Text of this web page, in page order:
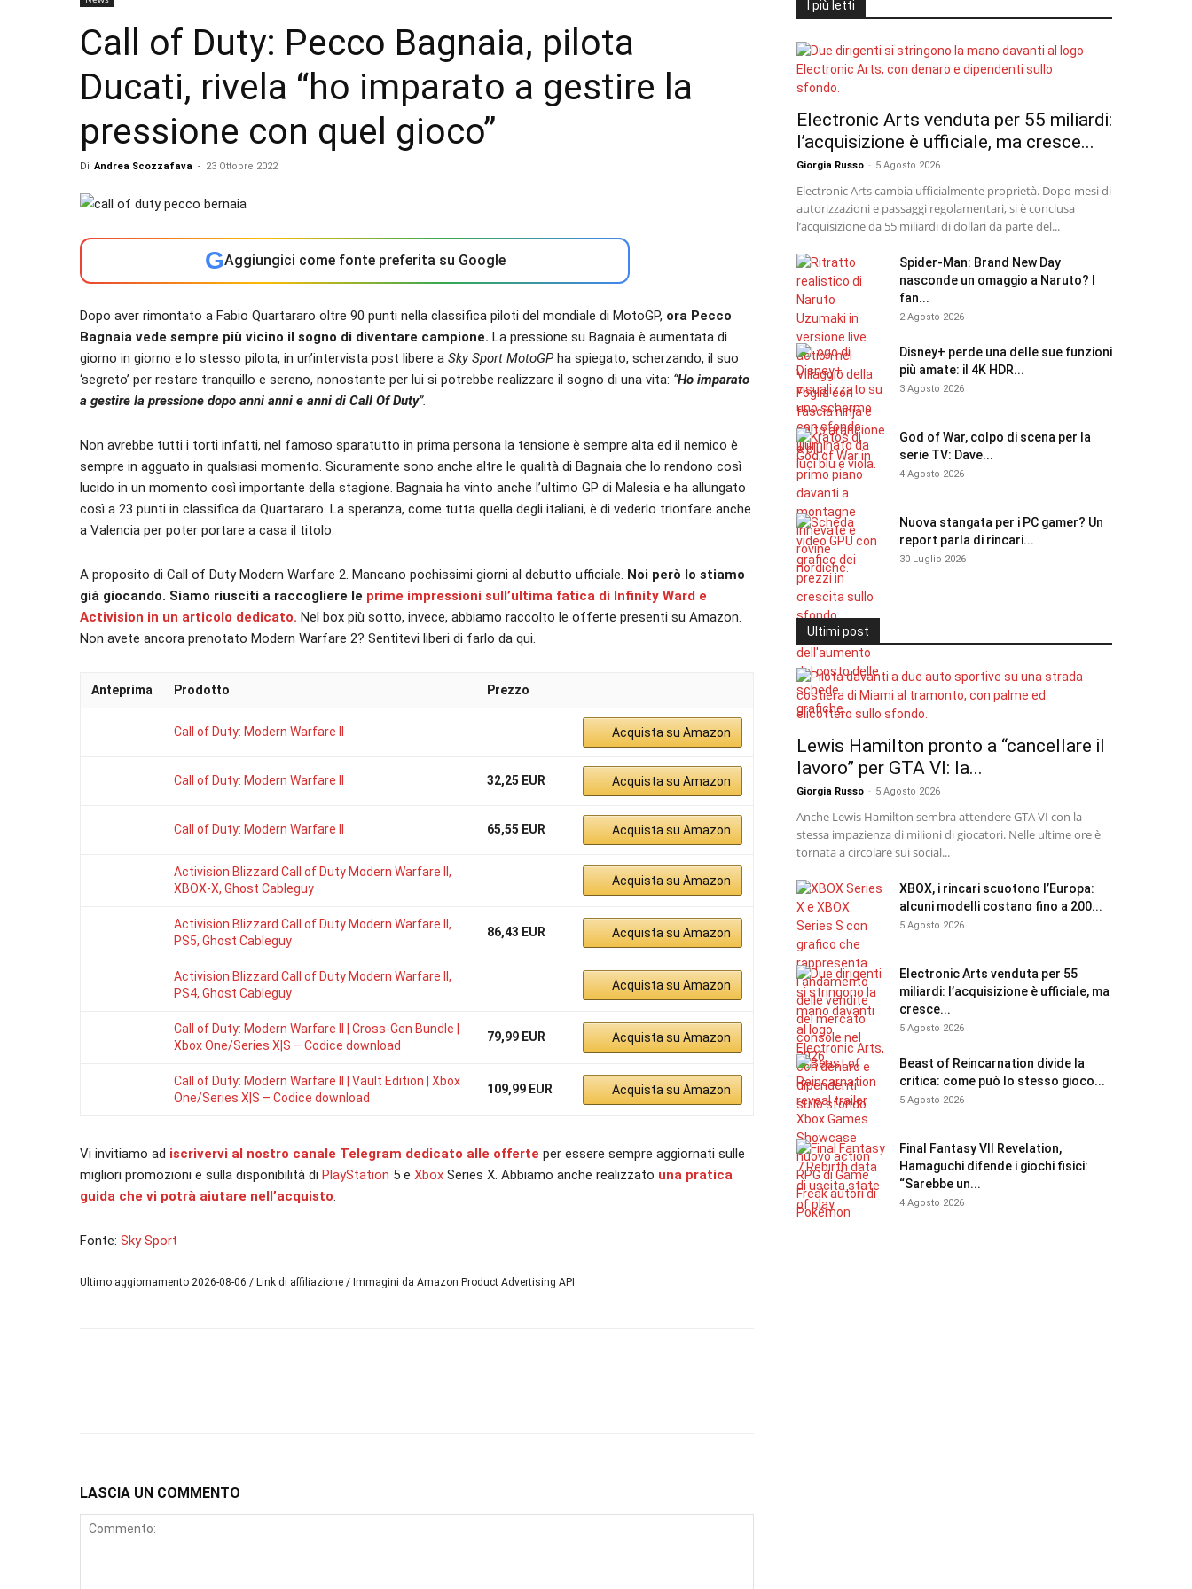
Call of Duty: Pecco Bagnaia, pilota
Ducati, rivela “ho imparato a gestire la
pressione con quel gioco”
Di Andrea Scozzafava - 23 Ottobre 2022
GAggiungici come fonte preferita su Google
Dopo aver rimontato a Fabio Quartararo oltre 90 punti nella classifica piloti del mondiale di MotoGP, ora Pecco
Bagnaia vede sempre più vicino il sogno di diventare campione. La pressione su Bagnaia è aumentata di
giorno in giorno e lo stesso pilota, in un’intervista post libere a Sky Sport MotoGPha spiegato, scherzando, il suo
‘segreto’ per restare tranquillo e sereno, nonostante per lui si potrebbe realizzare il sogno di una vita: “Ho imparato
a gestire la pressione dopo anni anni e anni di Call Of Duty”.
Non avrebbe tutti i torti infatti, nel famoso sparatutto in prima persona la tensione è sempre alta ed il nemico è
sempre in agguato in qualsiasi momento. Sicuramente sono anche altre le qualità di Bagnaia che lo rendono così
lucido in un momento così importante della stagione. Bagnaia ha vinto anche l’ultimo GP di Malesia e ha allungato
così a 23 punti in classifica da Quartararo. La speranza, come tutta quella degli italiani, è di vederlo trionfare anche
a Valencia per poter portare a casa il titolo.
A proposito di Call of Duty Modern Warfare 2. Mancano pochissimi giorni al debutto ufficiale. Noi però lo stiamo
già giocando. Siamo riusciti a raccogliere le prime impressioni sull’ultima fatica di Infinity Ward e
Activision in un articolo dedicato. Nel box più sotto, invece, abbiamo raccolto le offerte presenti su Amazon.
Non avete ancora prenotato Modern Warfare 2? Sentitevi liberi di farlo da qui.
Anteprima Prodotto Prezzo
Call of Duty: Modern Warfare II Acquista su Amazon
Call of Duty: Modern Warfare II 32,25 EUR Acquista su Amazon
Call of Duty: Modern Warfare II 65,55 EUR Acquista su Amazon
Activision Blizzard Call of Duty Modern Warfare II,
XBOX-X, Ghost Cableguy
Acquista su Amazon
Activision Blizzard Call of Duty Modern Warfare II,
PS5, Ghost Cableguy
86,43 EUR Acquista su Amazon
Activision Blizzard Call of Duty Modern Warfare II,
PS4, Ghost Cableguy
Acquista su Amazon
Call of Duty: Modern Warfare II | Cross-Gen Bundle |
Xbox One/Series X|S – Codice download
79,99 EUR Acquista su Amazon
Call of Duty: Modern Warfare II | Vault Edition | Xbox
One/Series X|S – Codice download
109,99 EUR Acquista su Amazon
Vi invitiamo ad iscrivervi al nostro canale Telegram dedicato alle offerte per essere sempre aggiornati sulle
migliori promozioni e sulla disponibilità di PlayStation 5 e Xbox Series X. Abbiamo anche realizzato una pratica
guida che vi potrà aiutare nell’acquisto.
Fonte: Sky Sport
Ultimo aggiornamento 2026-08-06 / Link di affiliazione / Immagini da Amazon Product Advertising API
LASCIA UN COMMENTO
I più letti
Electronic Arts venduta per 55 miliardi:
l’acquisizione è ufficiale, ma cresce...
Giorgia Russo - 5 Agosto 2026
Electronic Arts cambia ufficialmente proprietà. Dopo mesi di
autorizzazioni e passaggi regolamentari, si è conclusa
l’acquisizione da 55 miliardi di dollari da parte del...
Spider-Man: Brand New Day
nasconde un omaggio a Naruto? I
fan...
2 Agosto 2026
Disney+ perde una delle sue funzioni
più amate: il 4K HDR...
3 Agosto 2026
God of War, colpo di scena per la
serie TV: Dave...
4 Agosto 2026
Nuova stangata per i PC gamer? Un
report parla di rincari...
30 Luglio 2026
Ultimi post
Lewis Hamilton pronto a “cancellare il
lavoro” per GTA VI: la...
Giorgia Russo - 5 Agosto 2026
Anche Lewis Hamilton sembra attendere GTA VI con la
stessa impazienza di milioni di giocatori. Nelle ultime ore è
tornata a circolare sui social...
XBOX, i rincari scuotono l’Europa:
alcuni modelli costano fino a 200...
5 Agosto 2026
Electronic Arts venduta per 55
miliardi: l’acquisizione è ufficiale, ma
cresce...
5 Agosto 2026
Beast of Reincarnation divide la
critica: come può lo stesso gioco...
5 Agosto 2026
Final Fantasy VII Revelation,
Hamaguchi difende i giochi fisici:
“Sarebbe un...
4 Agosto 2026